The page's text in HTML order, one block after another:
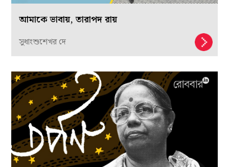
আমাকে ভাবায়, তারাপদ রায়
সুধাংশুশেখর দে